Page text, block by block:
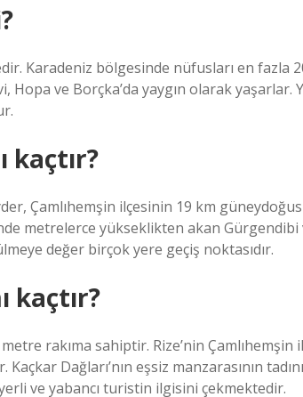
Karadeniz bölgesinde nüfusları en fazla
Hopa ve Borçka’da yaygın olarak
kaçtır?
Çamlıhemşin ilçesinin 19 km
metrelerce yükseklikten akan
değer birçok yere geçiş noktasıdır.
kaçtır?
rakıma sahiptir. Rize’nin
Dağları’nın eşsiz manzarasının
ve yabancı turistin ilgisini çekmektedir.